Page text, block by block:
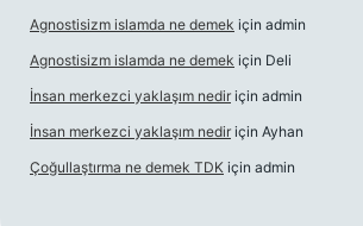
Agnostisizm islamda ne demek için admin
Agnostisizm islamda ne demek için Deli
İnsan merkezci yaklaşım nedir için admin
İnsan merkezci yaklaşım nedir için Ayhan
Çoğullaştırma ne demek TDK için admin